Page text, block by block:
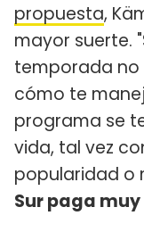
propuesta,
mayor suerte.
temporada no
cómo te
programa se
vida, tal vez
popularidad o
Sur paga muy